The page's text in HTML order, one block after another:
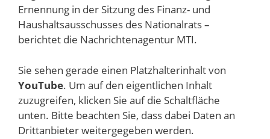
Ernennung in der Sitzung des Finanz- und
Haushaltsausschusses des Nationalrats –
berichtet die Nachrichtenagentur MTI.
Sie sehen gerade einen Platzhalterinhalt von
YouTube. Um auf den eigentlichen Inhalt
zuzugreifen, klicken Sie auf die Schaltfläche
unten. Bitte beachten Sie, dass dabei Daten an
Drittanbieter weitergegeben werden.